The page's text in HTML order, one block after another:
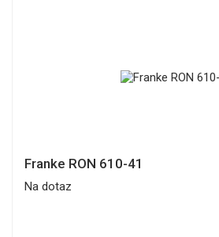
Franke RON 610-41
Na dotaz